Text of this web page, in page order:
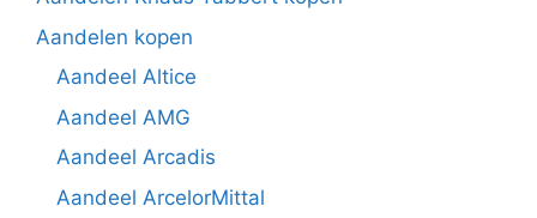
Aandelen kopen
Aandeel Altice
Aandeel AMG
Aandeel Arcadis
Aandeel ArcelorMittal